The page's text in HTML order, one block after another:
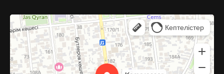
Kompressor
Компрессоры и компрессорное оборудование в Алматы
Системы вентиляции в Алматы